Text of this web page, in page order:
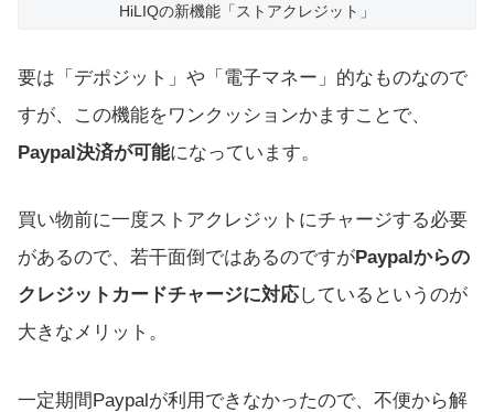
HiLIQの新機能「ストアクレジット」
要は「デポジット」や「電子マネー」的なものなので
すが、この機能をワンクッションかますことで、
Paypal決済が可能になっています。
買い物前に一度ストアクレジットにチャージする必要
があるので、若干面倒ではあるのですがPaypalからの
クレジットカードチャージに対応しているというのが
大きなメリット。
一定期間Paypalが利用できなかったので、不便から解